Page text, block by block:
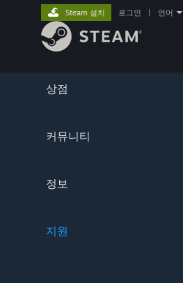
상점
커뮤니티
정보
지원
Steam 설치 로그인 언어